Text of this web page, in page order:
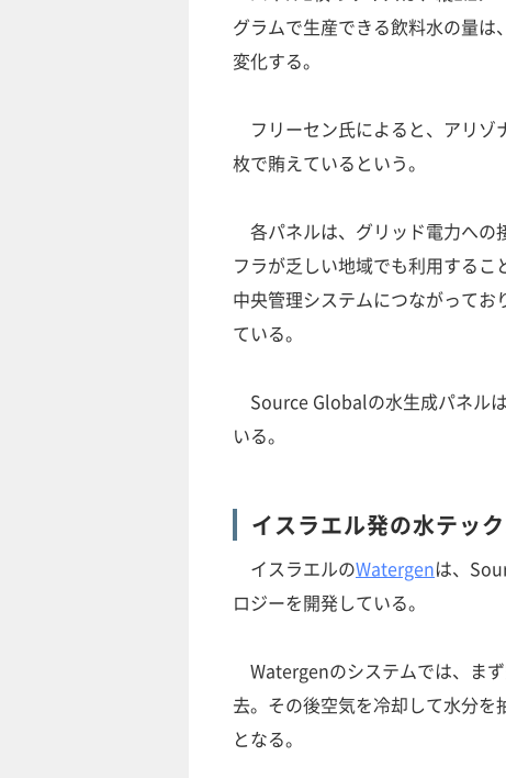
グラムで生産できる飲料水の量
変化する。
フリーセン氏によると、アリゾ
枚で賄えているという。
各パネルは、グリッド電力への
フラが乏しい地域でも利用する
中央管理システムにつながって
ている。
Source Globalの水生成パネル
いる。
イスラエル発の水テッ
イスラエルのWatergenは、
ロジーを開発している。
Watergenのシステムでは、ま
去。その後空気を冷却して水分
となる。